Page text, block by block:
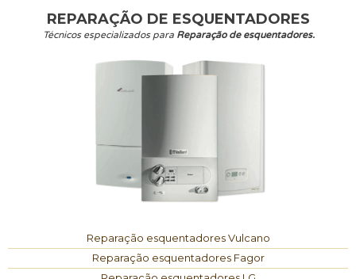
REPARAÇÃO DE ESQUENTADORES
Técnicos especializados para Reparação de esquentadores.
Reparação esquentadores Vulcano
Reparação esquentadores Fagor